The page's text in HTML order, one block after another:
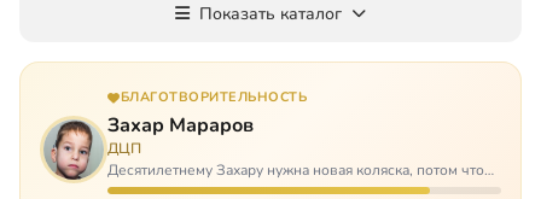
Показать каталог
БЛАГОТВОРИТЕЛЬНОСТЬ
Захар Мараров
ДЦП
Десятилетнему Захару нужна новая коляска, потом что
старая сломалась. А без коляски он не сможет не только